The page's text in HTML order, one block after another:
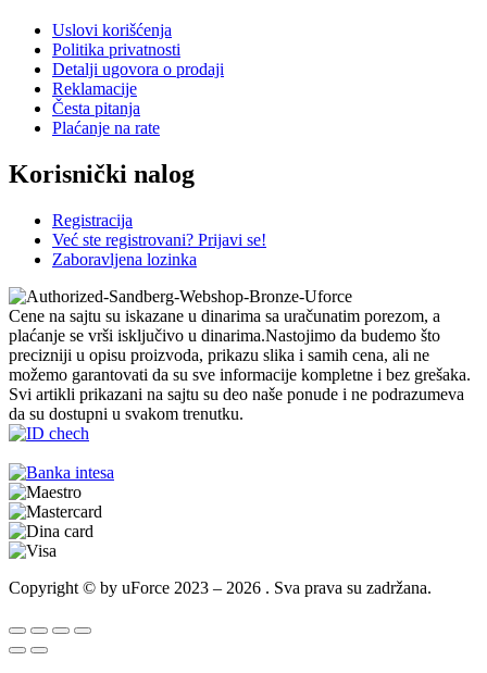
Uslovi korišćenja
Politika privatnosti
Detalji ugovora o prodaji
Reklamacije
Česta pitanja
Plaćanje na rate
Korisnički nalog
Registracija
Već ste registrovani? Prijavi se!
Zaboravljena lozinka
Cene na sajtu su iskazane u dinarima sa uračunatim porezom, a
plaćanje se vrši isključivo u dinarima.Nastojimo da budemo što
precizniji u opisu proizvoda, prikazu slika i samih cena, ali ne
možemo garantovati da su sve informacije kompletne i bez grešaka.
Svi artikli prikazani na sajtu su deo naše ponude i ne podrazumeva
da su dostupni u svakom trenutku.
Copyright © by uForce 2023 – 2026 . Sva prava su zadržana.